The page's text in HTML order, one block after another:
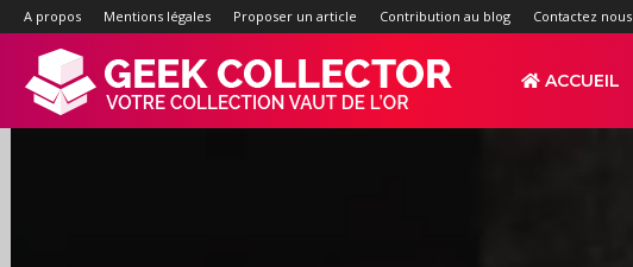
A propos Mentions légales Proposer un article Contribution au blog Contactez nous
ACCUEIL